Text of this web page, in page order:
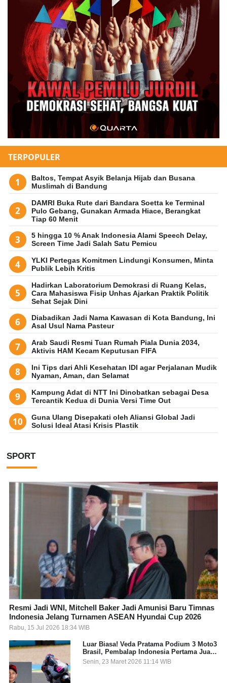
TERPOPULER
Baltos, Tempat Asyik Belanja Hijab dan Busana
Muslimah di Bandung
DAMRI Buka Rute dari Bandara Soetta ke Terminal
Pulo Gebang, Gunakan Armada Hiace, Berangkat
Tiap 60 Menit
5 hingga 10 % Anak Indonesia Alami Speech Delay,
Screen Time Jadi Salah Satu Pemicu
YLKI Pertegas Komitmen Lindungi Konsumen, Minta
Publik Lebih Kritis
Hadirkan Laboratorium Demokrasi di Ruang Kelas,
Cara Mahasiswa Fisip Unhas Ajarkan Praktik Politik
Sehat Sejak Dini
Diabadikan Jadi Nama Kawasan di Kota Bandung, Ini
Asal Usul Nama Pasteur
Arab Saudi Resmi Tuan Rumah Piala Dunia 2034,
Aktivis HAM Kecam Keputusan FIFA
Ini Tips dari Ahli Kesehatan IDI agar Perjalanan Mudik
Nyaman, Aman, dan Selamat
Kampung Adat di NTT Ini Dinobatkan sebagai Desa
Tercantik Kedua di Dunia Versi Time Out
Guna Ulang Disepakati oleh Aliansi Global Jadi
Solusi Ideal Atasi Krisis Plastik
SPORT
Resmi Jadi WNI, Mitchell Baker Jadi Amunisi Baru Timnas
Indonesia Jelang Turnamen ASEAN Hyundai Cup 2026
Rabu, 15 Jul 2026 18:34 WIB
Luar Biasa! Veda Pratama Podium 3 Moto3
Brasil, Pembalap Indonesia Pertama Juara
Grand Prix
Senin, 23 Maret 2026 11:14 WIB